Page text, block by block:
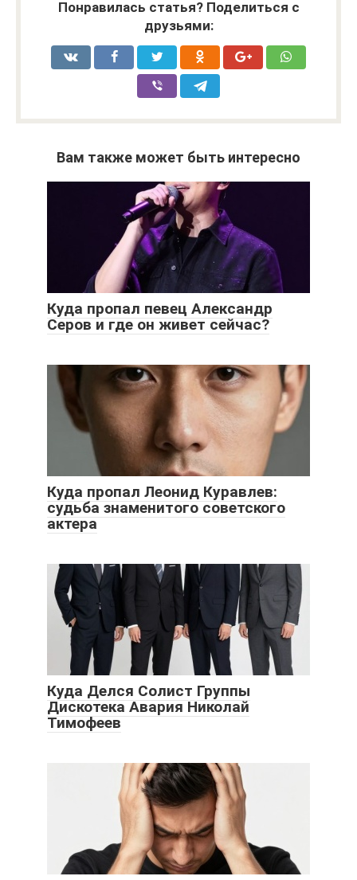
Понравилась статья? Поделиться с
друзьями:
Вам также может быть интересно
Куда пропал певец Александр
Серов и где он живет сейчас?
Куда пропал Леонид Куравлев:
судьба знаменитого советского
актера
Куда Делся Солист Группы
Дискотека Авария Николай
Тимофеев